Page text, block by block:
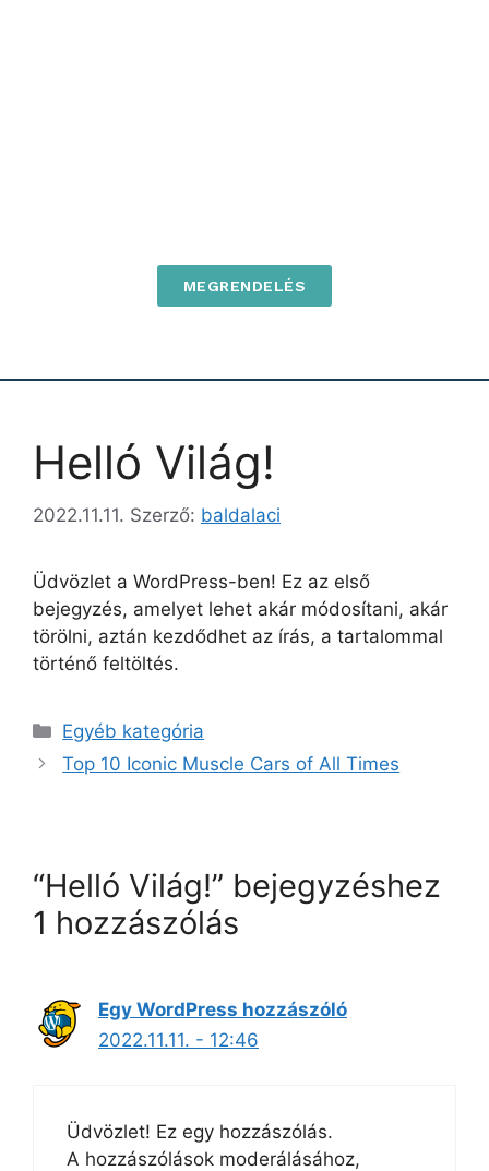
MEGRENDELÉS
Helló Világ!
2022.11.11. Szerző: baldalaci
Üdvözlet a WordPress-ben! Ez az első
bejegyzés, amelyet lehet akár módosítani, akár
törölni, aztán kezdődhet az írás, a tartalommal
történő feltöltés.
Egyéb kategória
Top 10 Iconic Muscle Cars of All Times
“Helló Világ!” bejegyzéshez
1 hozzászólás
Egy WordPress hozzászóló
2022.11.11. - 12:46
Üdvözlet! Ez egy hozzászólás.
A hozzászólások moderálásához,